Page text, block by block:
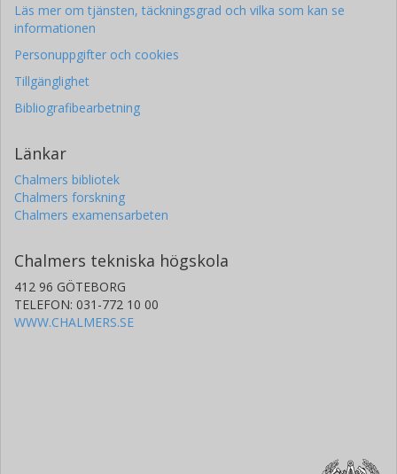
Läs mer om tjänsten, täckningsgrad och vilka som kan se
informationen
Personuppgifter och cookies
Tillgänglighet
Bibliografibearbetning
Länkar
Chalmers bibliotek
Chalmers forskning
Chalmers examensarbeten
Chalmers tekniska högskola
412 96 GÖTEBORG
TELEFON: 031-772 10 00
WWW.CHALMERS.SE